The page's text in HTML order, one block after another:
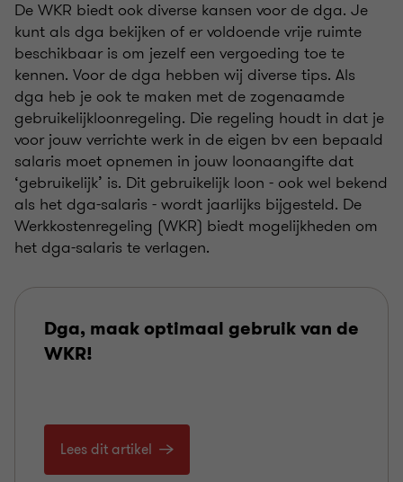
De WKR biedt ook diverse kansen voor de dga. Je
kunt als dga bekijken of er voldoende vrije ruimte
beschikbaar is om jezelf een vergoeding toe te
kennen. Voor de dga hebben wij diverse tips. Als
dga heb je ook te maken met de zogenaamde
gebruikelijkloonregeling. Die regeling houdt in dat je
voor jouw verrichte werk in de eigen bv een bepaald
salaris moet opnemen in jouw loonaangifte dat
‘gebruikelijk’ is. Dit gebruikelijk loon - ook wel bekend
als het dga-salaris - wordt jaarlijks bijgesteld. De
Werkkostenregeling (WKR) biedt mogelijkheden om
het dga-salaris te verlagen.
Dga, maak optimaal gebruik van de
WKR!
Lees dit artikel